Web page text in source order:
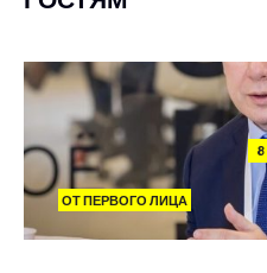
8
ОТ ПЕРВОГО ЛИЦА